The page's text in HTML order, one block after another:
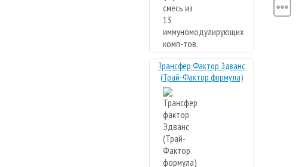
Трансфер Фактор Эдванс
(Трай-Фактор формула)